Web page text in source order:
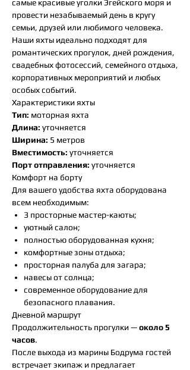
самые красивые уголки Эгейского моря и
провести незабываемый день в кругу
семьи, друзей или любимого человека.
Наши яхты идеально подходят для
романтических прогулок, дней рождения,
свадебных фотосессий, семейного отдыха,
корпоративных мероприятий и любых
особых событий.
Характеристики яхты
Тип: моторная яхта
Длина: уточняется
Ширина: 5 метров
Вместимость: уточняется
Порт отправления: уточняется
Комфорт на борту
Для вашего удобства яхта оборудована
всем необходимым:
3 просторные мастер-каюты;
уютный салон;
полностью оборудованная кухня;
комфортные зоны отдыха;
просторная палуба для загара;
навесы от солнца;
современное оборудование для
безопасного плавания.
Дневной маршрут
Продолжительность прогулки —около 5
часов.
После выхода из марины Бодрума гостей
встречает экипаж и предлагает